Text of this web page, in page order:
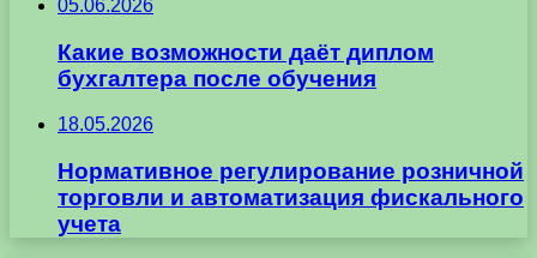
05.06.2026
Какие возможности даёт диплом
бухгалтера после обучения
18.05.2026
Нормативное регулирование розничной
торговли и автоматизация фискального
учета